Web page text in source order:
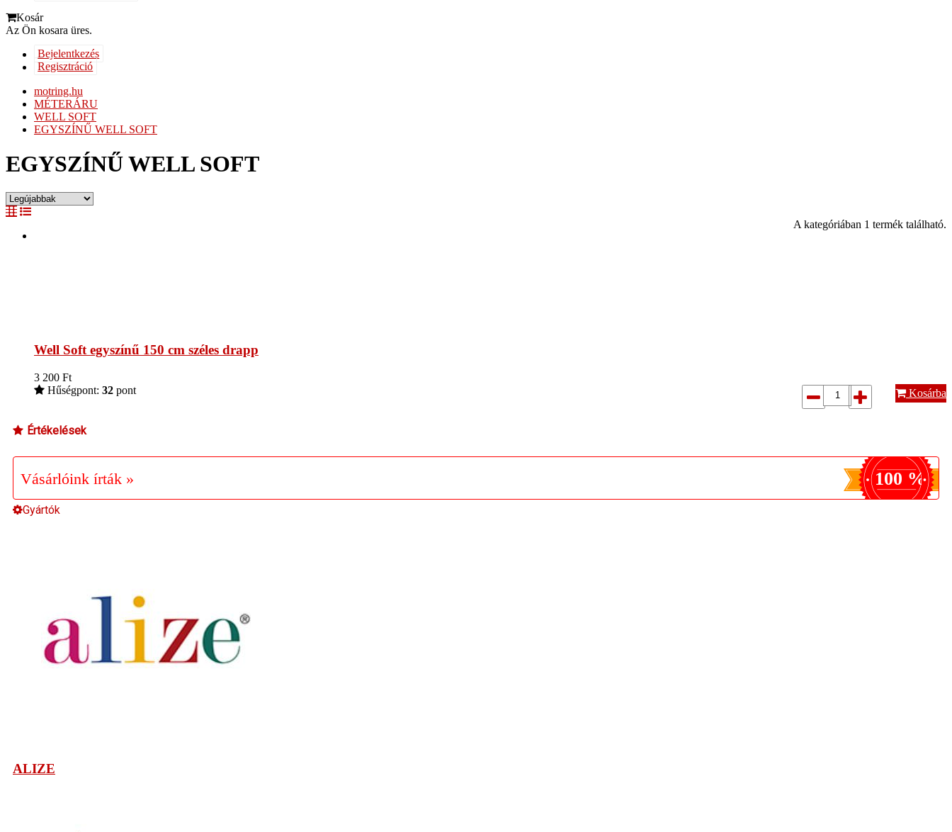
Kosár
Az Ön kosara üres.
Bejelentkezés
Regisztráció
motring.hu
MÉTERÁRU
WELL SOFT
EGYSZÍNŰ WELL SOFT
EGYSZÍNŰ WELL SOFT
A kategóriában 1 termék található.
Well Soft egyszínű 150 cm széles drapp
3 200 Ft
Hűségpont: 32 pont Kosárba
Értékelések
Vásárlóink írták » 100 %
Gyártók
ALIZE